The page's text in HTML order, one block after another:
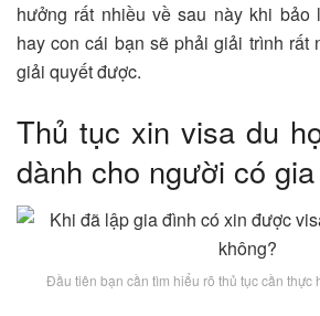
hưởng rất nhiều về sau này khi bảo
hay con cái bạn sẽ phải giải trình rất
giải quyết được.
Thủ tục xin visa du
dành cho người có
Đầu tiên bạn cần tìm hiểu rõ thủ tục cần thực